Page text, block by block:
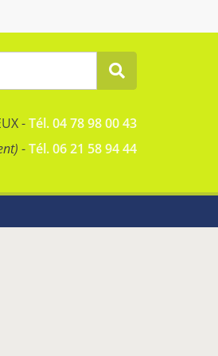
-Tél. 04 78 98 00 43
-Tél. 06 21 58 94 44